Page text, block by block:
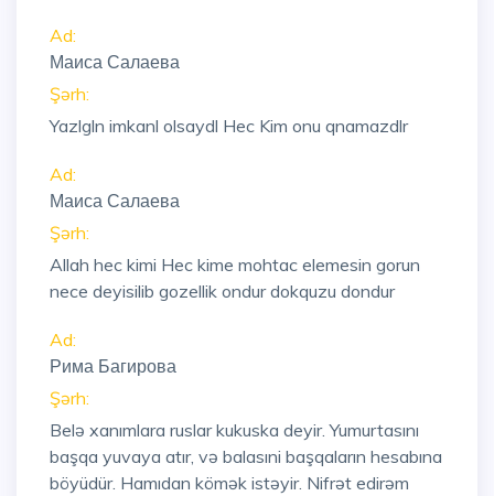
Ad:
Маиса Салаева
Şərh:
Yazlgln imkanl olsaydl Hec Kim onu qnamazdlr
Ad:
Маиса Салаева
Şərh:
Allah hec kimi Hec kime mohtac elemesin gorun
nece deyisilib gozellik ondur dokquzu dondur
Ad:
Рима Багирова
Şərh:
Belə xanımlara ruslar kukuska deyir. Yumurtasını
başqa yuvaya atır, və balasıni başqaların hesabına
böyüdür. Hamıdan kömək istəyir. Nifrət edirəm